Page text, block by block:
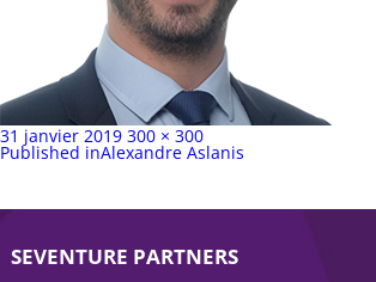
Publié
sur
31 janvier 2019 Taille
complète
300 × 300
Navigation
Published inAlexandre Aslanis
SEVENTURE PARTNERS